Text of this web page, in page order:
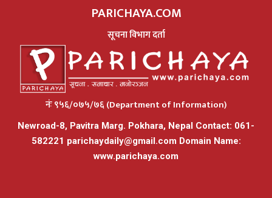
PARICHAYA.COM
सूचना विभाग दर्ता
नंः ९५६/०७५/७६ (Department of Information)
Newroad-8, Pavitra Marg. Pokhara, Nepal Contact: 061-
582221 parichaydaily@gmail.comDomain Name:
www.parichaya.com